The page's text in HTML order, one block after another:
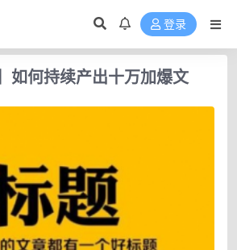
登录
如何持续产出十万加爆文